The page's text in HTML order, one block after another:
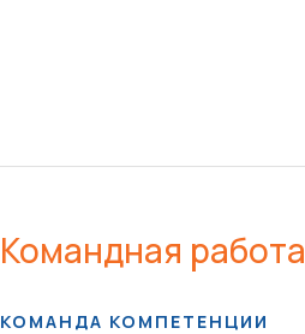
Командная работа
КОМАНДА КОМПЕТЕНЦИИ